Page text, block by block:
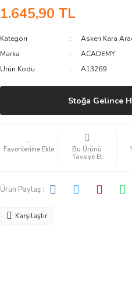
1.645,90 TL
Kategori
Askeri Kara
Marka
ACADEMY
Ürün Kodu
A13269
Stoğa Gelince
Bu Ürünü
Tavsiye Et
Ürün Paylaş :
Karşılaştır